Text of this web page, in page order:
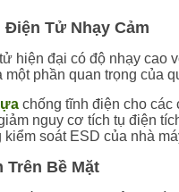
Điện Tử Nhạy Cảm
hiện đại có độ nhạy cao
một phần quan trọng của
chống tĩnh điện cho
nguy cơ tích tụ điện
kiểm soát ESD của nhà
Trên Bề Mặt